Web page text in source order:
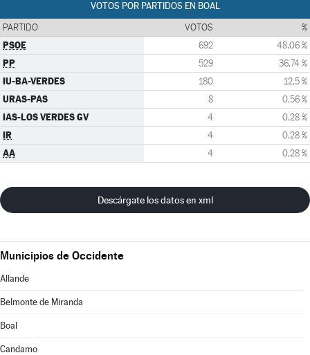
VOTOS POR PARTIDOS EN BOAL
PARTIDO VOTOS %
PSOE 692 48,06 %
PP 529 36,74 %
IU-BA-VERDES 180 12,5 %
URAS-PAS 8 0,56 %
IAS-LOS VERDES GV 4 0,28 %
IR 4 0,28 %
AA 4 0,28 %
Descárgate los datos en xml
Municipios de Occidente
Allande
Belmonte de Miranda
Boal
Candamo